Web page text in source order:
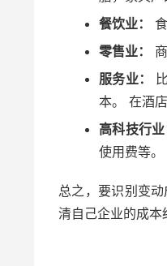
餐饮业：
零售业：
服务业：
本。 在酒
高科技行业
使用费等。
总之，要识别变
清自己企业的成本